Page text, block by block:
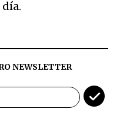
NEWSLETTER